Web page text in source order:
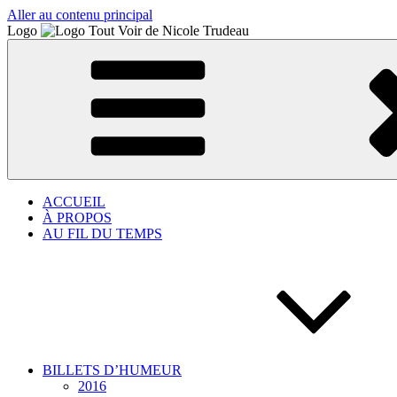
Aller au contenu principal
Logo
ACCUEIL
À PROPOS
AU FIL DU TEMPS
BILLETS D’HUMEUR
2016